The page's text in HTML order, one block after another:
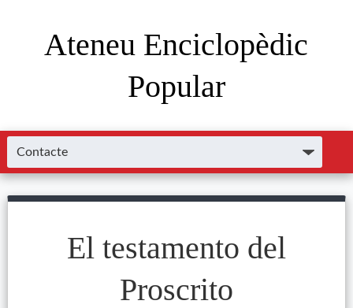
Ateneu Enciclopèdic
Popular
El testamento del
Proscrito